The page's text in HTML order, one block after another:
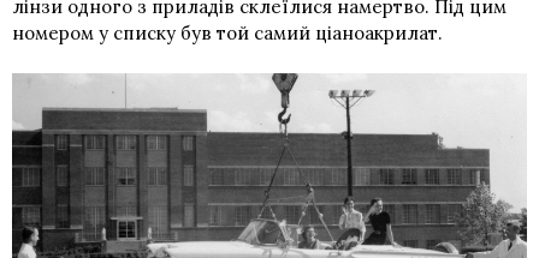
лінзи одного з приладів склеїлися намертво. Під цим
номером у списку був той самий ціаноакрилат.